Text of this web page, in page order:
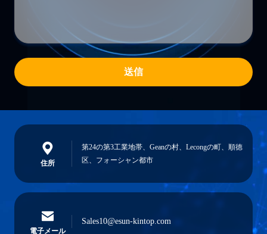
送信
住所
第24の第3工業地帯、Geanの村、Lecongの町、順徳
区、フォーシャン都市
電子メール
Sales10@esun-kintop.com